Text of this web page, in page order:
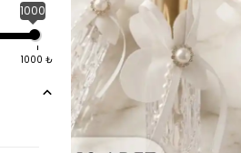
1000
1000 ₺